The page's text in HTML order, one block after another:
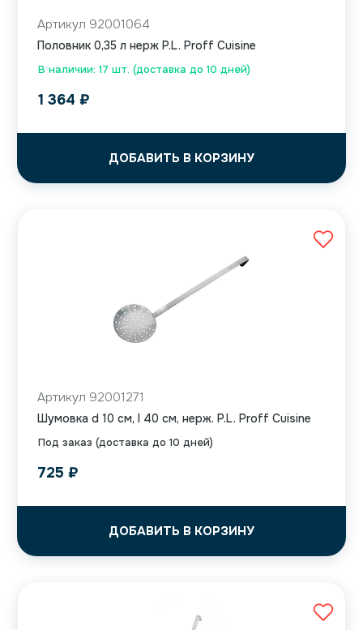
В наличии: 17 шт. (доставка до 10 дней)
Артикул 92001064
Половник 0,35 л нерж P.L. Proff Cuisine
1 364 ₽
ДОБАВИТЬ В КОРЗИНУ
Под заказ (доставка до 10 дней)
Артикул 92001271
Шумовка d 10 см, l 40 см, нерж. P.L. Proff Cuisine
725 ₽
ДОБАВИТЬ В КОРЗИНУ